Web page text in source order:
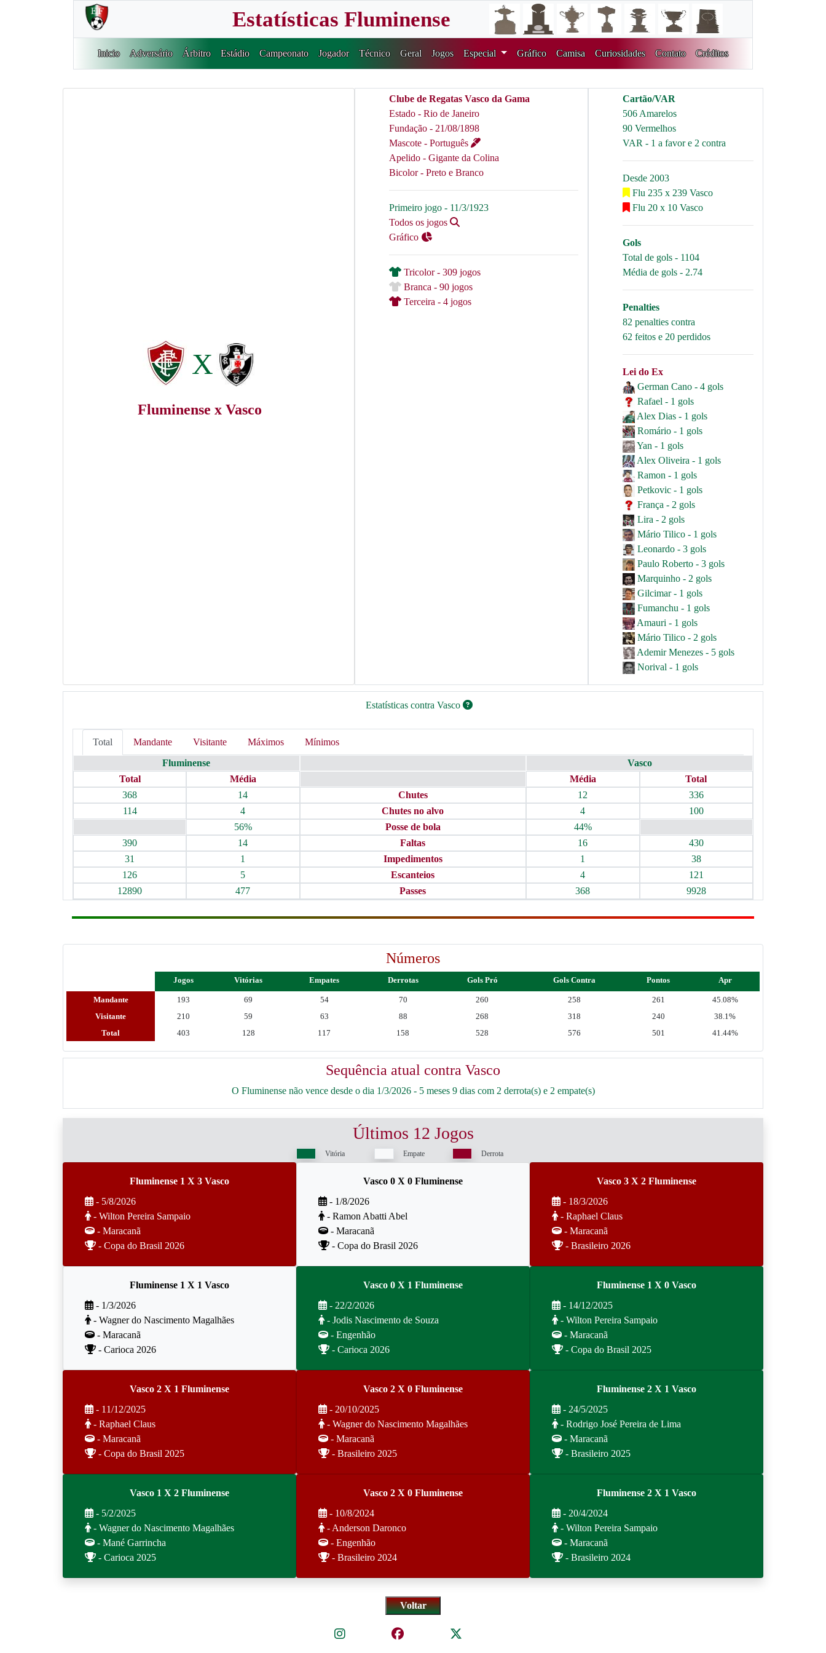
Estatísticas Fluminense
Inicio Adversário Árbitro Estádio Campeonato Jogador Técnico Geral Jogos Especial Gráfico Camisa Curiosidades Contato Créditos
X
Fluminense x Vasco
Clube de Regatas Vasco da Gama
Estado - Rio de Janeiro
Fundação - 21/08/1898
Mascote - Português
Apelido - Gigante da Colina
Bicolor - Preto e Branco
Primeiro jogo - 11/3/1923
Todos os jogos
Gráfico
Tricolor - 309 jogos
Branca - 90 jogos
Terceira - 4 jogos
Cartão/VAR
506 Amarelos
90 Vermelhos
VAR - 1 a favor e 2 contra
Desde 2003
Flu 235 x 239 Vasco
Flu 20 x 10 Vasco
Gols
Total de gols - 1104
Média de gols - 2.74
Penalties
82 penalties contra
62 feitos e 20 perdidos
Lei do Ex
German Cano - 4 gols
Rafael - 1 gols
Alex Dias - 1 gols
Romário - 1 gols
Yan - 1 gols
Alex Oliveira - 1 gols
Ramon - 1 gols
Petkovic - 1 gols
França - 2 gols
Lira - 2 gols
Mário Tilico - 1 gols
Leonardo - 3 gols
Paulo Roberto - 3 gols
Marquinho - 2 gols
Gilcimar - 1 gols
Fumanchu - 1 gols
Amauri - 1 gols
Mário Tilico - 2 gols
Ademir Menezes - 5 gols
Norival - 1 gols
Estatísticas contra Vasco
Total Mandante Visitante Máximos
Mínimos
Fluminense
Vasco
Total
Média Média
Total
368
14 Chutes 12
336
114
4 Chutes no alvo 4
100
56%
Posse de bola
44%
390
14 Faltas 16
430
31
1 Impedimentos 1
38
126
5 Escanteios 4
121
12890
477 Passes 368 9928
Números
Jogos Vitórias Empates Derrotas Gols Pró Gols Contra Pontos Apr
Mandante 193 69 54 70 260 258 261
45.08%
Visitante
210 59 63 88 268 318 240
38.1%
Total
403 128 117 158 528 576 501 41.44%
Sequência atual contra Vasco
O Fluminense não vence desde o dia 1/3/2026 - 5 meses 9 dias com 2 derrota(s) e 2 empate(s)
Últimos 12 Jogos
Vitória Empate Derrota
Fluminense 1 X 3 Vasco
- 5/8/2026
- Wilton Pereira Sampaio
- Maracanã
- Copa do Brasil 2026
Vasco 0 X 0 Fluminense
- 1/8/2026
- Ramon Abatti Abel
- Maracanã
- Copa do Brasil 2026
Vasco 3 X 2 Fluminense
- 18/3/2026
- Raphael Claus
- Maracanã
- Brasileiro 2026
Fluminense 1 X 1 Vasco
- 1/3/2026
- Wagner do Nascimento Magalhães
- Maracanã
- Carioca 2026
Vasco 0 X 1 Fluminense
- 22/2/2026
- Jodis Nascimento de Souza
- Engenhão
- Carioca 2026
Fluminense 1 X 0 Vasco
- 14/12/2025
- Wilton Pereira Sampaio
- Maracanã
- Copa do Brasil 2025
Vasco 2 X 1 Fluminense
- 11/12/2025
- Raphael Claus
- Maracanã
- Copa do Brasil 2025
Vasco 2 X 0 Fluminense
- 20/10/2025
- Wagner do Nascimento Magalhães
- Maracanã
- Brasileiro 2025
Fluminense 2 X 1 Vasco
- 24/5/2025
- Rodrigo José Pereira de Lima
- Maracanã
- Brasileiro 2025
Vasco 1 X 2 Fluminense
- 5/2/2025
- Wagner do Nascimento Magalhães
- Mané Garrincha
- Carioca 2025
Vasco 2 X 0 Fluminense
- 10/8/2024
- Anderson Daronco
- Engenhão
- Brasileiro 2024
Fluminense 2 X 1 Vasco
- 20/4/2024
- Wilton Pereira Sampaio
- Maracanã
- Brasileiro 2024